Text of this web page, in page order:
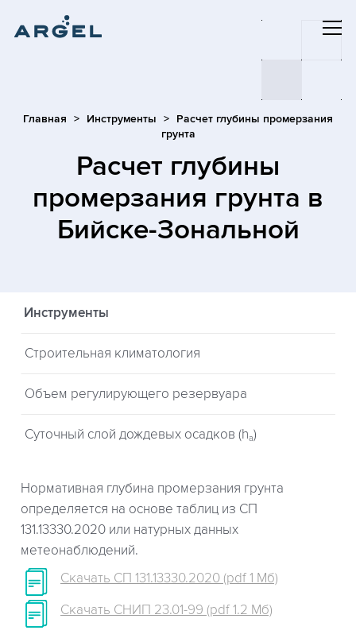
Главная Инструменты
Расчет глубины промерзания
грунта
Расчет глубины
промерзания грунта в
Бийске-Зональной
Инструменты
Строительная климатология
Объем регулирующего резервуара
Суточный слой дождевых осадков (ha)
Нормативная глубина промерзания грунта
определяется на основе таблиц из СП
131.13330.2020 или натурных данных
метеонаблюдений.
Скачать СП 131.13330.2020 (pdf 1 Мб)
Скачать СНИП 23.01-99 (pdf 1.2 Мб)